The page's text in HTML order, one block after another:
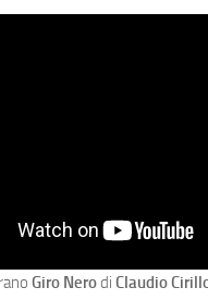
Giro Nerodi Claudio